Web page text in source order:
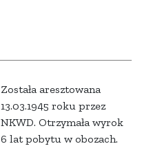
Została aresztowana
13.03.1945 roku przez
NKWD. Otrzymała wyrok
6 lat pobytu w obozach.